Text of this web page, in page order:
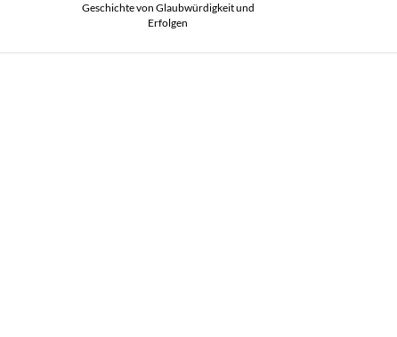
Geschichte von Glaubwürdigkeit und
Erfolgen